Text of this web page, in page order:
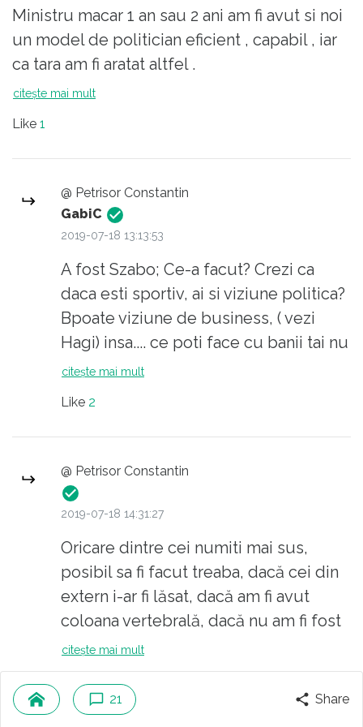
Ministru macar 1 an sau 2 ani am fi avut si noi
un model de politician eficient , capabil , iar
ca tara am fi aratat altfel .
Iar la Min Sportului as da ca ideie de numire
Lucescu si toti cei care au demonstrat de ce
sunt in stare . Sigur sportul in Romania ar
arata altfel .
La fel si-n alte domenii .
Cred ca unii ar face-o si gratis , doar sa li se
ofere ocazia sa-si puna in valoare ideile .
Cu respect .
citește mai mult
Like 1
@ Petrisor Constantin
GabiC
2019-07-18 13:13:53
A fost Szabo; Ce-a facut? Crezi ca
daca esti sportiv, ai si viziune politica?
Bpoate viziune de business, ( vezi
Hagi) insa.... ce poti face cu banii tai nu
poti face cu banii repartizati din
viziune pe termen lung
citește mai mult
Like 2
@ Petrisor Constantin
2019-07-18 14:31:27
Oricare dintre cei numiti mai sus,
posibil sa fi facut treaba, dacă cei din
extern i-ar fi lăsat, dacă am fi avut
coloana vertebrală, dacă nu am fi fost
țară de jumulit..etc, etc..
Referitor la Sport,performanta se face
pe puterile tale, afara nu esti sustinut,
crescut ca la Avicola, fără să fii taxat.
citește mai mult
Like1
21
Share